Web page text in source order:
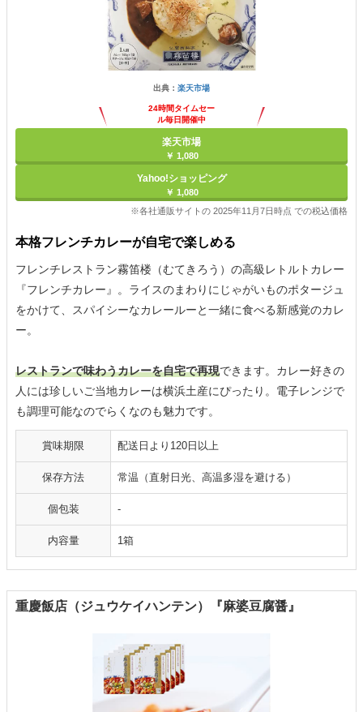
出典： 楽天市場
24時間タイムセー
ル毎日開催中
楽天市場
￥ 1,080
Yahoo!ショッピング
￥ 1,080
※各社通販サイトの 2025年11月7日時点 での税込価格
本格フレンチカレーが自宅で楽しめる
フレンチレストラン霧笛楼（むてきろう）の高級レトルトカレー
『フレンチカレー』。ライスのまわりにじゃがいものポタージュ
をかけて、スパイシーなカレールーと一緒に食べる新感覚のカレ
ー。
レストランで味わうカレーを自宅で再現できます。カレー好きの
人には珍しいご当地カレーは横浜土産にぴったり。電子レンジで
も調理可能なのでらくなのも魅力です。
賞味期限 配送日より120日以上
保存方法 常温（直射日光、高温多湿を避ける）
個包装 -
内容量 1箱
重慶飯店（ジュウケイハンテン）『麻婆豆腐醤』